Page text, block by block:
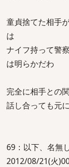
童貞捨てた相手
は
ナイフ持って警
は明らかだわ
完全に相手との
話し合っても元
69：以下、名無
2012/08/21(火